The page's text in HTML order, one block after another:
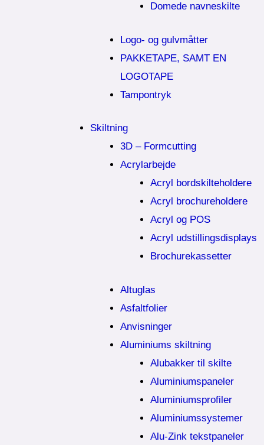
Domede navneskilte
Logo- og gulvmåtter
PAKKETAPE, SAMT EN
LOGOTAPE
Tampontryk
Skiltning
3D – Formcutting
Acrylarbejde
Acryl bordskilteholdere
Acryl brochureholdere
Acryl og POS
Acryl udstillingsdisplays
Brochurekassetter
Altuglas
Asfaltfolier
Anvisninger
Aluminiums skiltning
Alubakker til skilte
Aluminiumspaneler
Aluminiumsprofiler
Aluminiumssystemer
Alu-Zink tekstpaneler